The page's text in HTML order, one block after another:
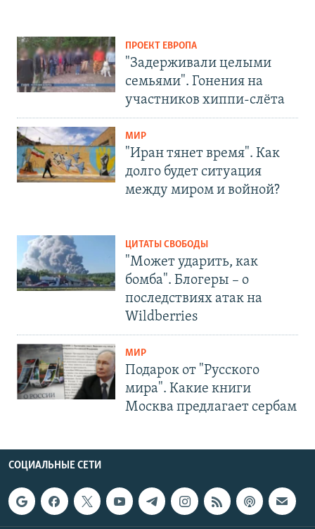
ПРОЕКТ ЕВРОПА
"Задерживали целыми
семьями". Гонения на
участников хиппи-слёта
МИР
"Иран тянет время". Как
долго будет ситуация
между миром и войной?
ЦИТАТЫ СВОБОДЫ
"Может ударить, как
бомба". Блогеры – о
последствиях атак на
Wildberries
МИР
Подарок от "Русского
мира". Какие книги
Москва предлагает сербам
СОЦИАЛЬНЫЕ СЕТИ